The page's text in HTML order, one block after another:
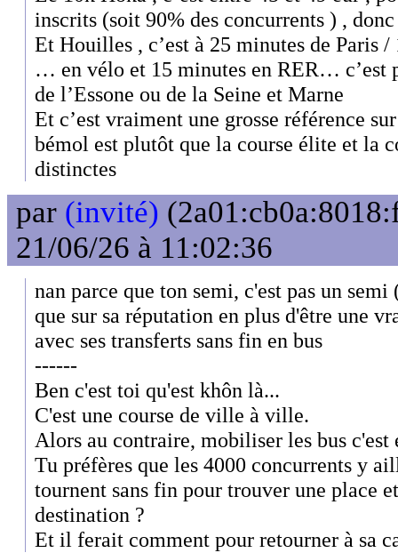
inscrits (soit 90% des concurrents ) ,
Et Houilles , c’est à 25 minutes de Paris
… en vélo et 15 minutes en RER… c’est
de l’Essone ou de la Seine et Marne
Et c’est vraiment une grosse référence
bémol est plutôt que la course élite et la
distinctes
par (invité)
21/06/26 à 11:02:36
nan parce que ton semi, c'est pas un
que sur sa réputation en plus d'être une
avec ses transferts sans fin en bus
------
Ben c'est toi qu'est khôn là...
C'est une course de ville à ville.
Alors au contraire, mobiliser les bus c'est
Tu préfères que les 4000 concurrents y
tournent sans fin pour trouver une place
destination ?
Et il ferait comment pour retourner à sa